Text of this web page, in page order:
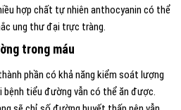
hợp chất tự nhiên anthocyanin có thể
ung thư đại trực tràng.
trong máu
phần có khả năng kiểm soát lượng
bệnh tiểu đường vẫn có thể ăn được.